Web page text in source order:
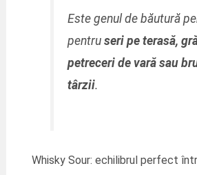
Este genul de băutură
pentru seri pe terasă,
petreceri de vară sau
târzii.
Whisky Sour: echilibrul perfect